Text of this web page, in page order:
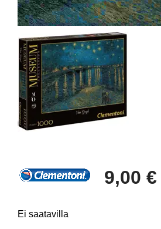
9,00 €
Ei saatavilla